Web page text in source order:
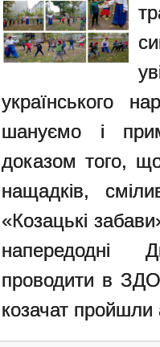
українського
шануємо і
доказом того, що
нащадків,
«Козацькі
напередодні
проводити в ЗДО
козачат пройшли